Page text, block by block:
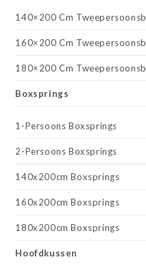
140×200 Cm
160×200 Cm
180×200 Cm
Boxsprings
1-Persoons Boxsprings
2-Persoons Boxsprings
140x200cm Boxsprings
160x200cm Boxsprings
180x200cm Boxsprings
Hoofdkussen